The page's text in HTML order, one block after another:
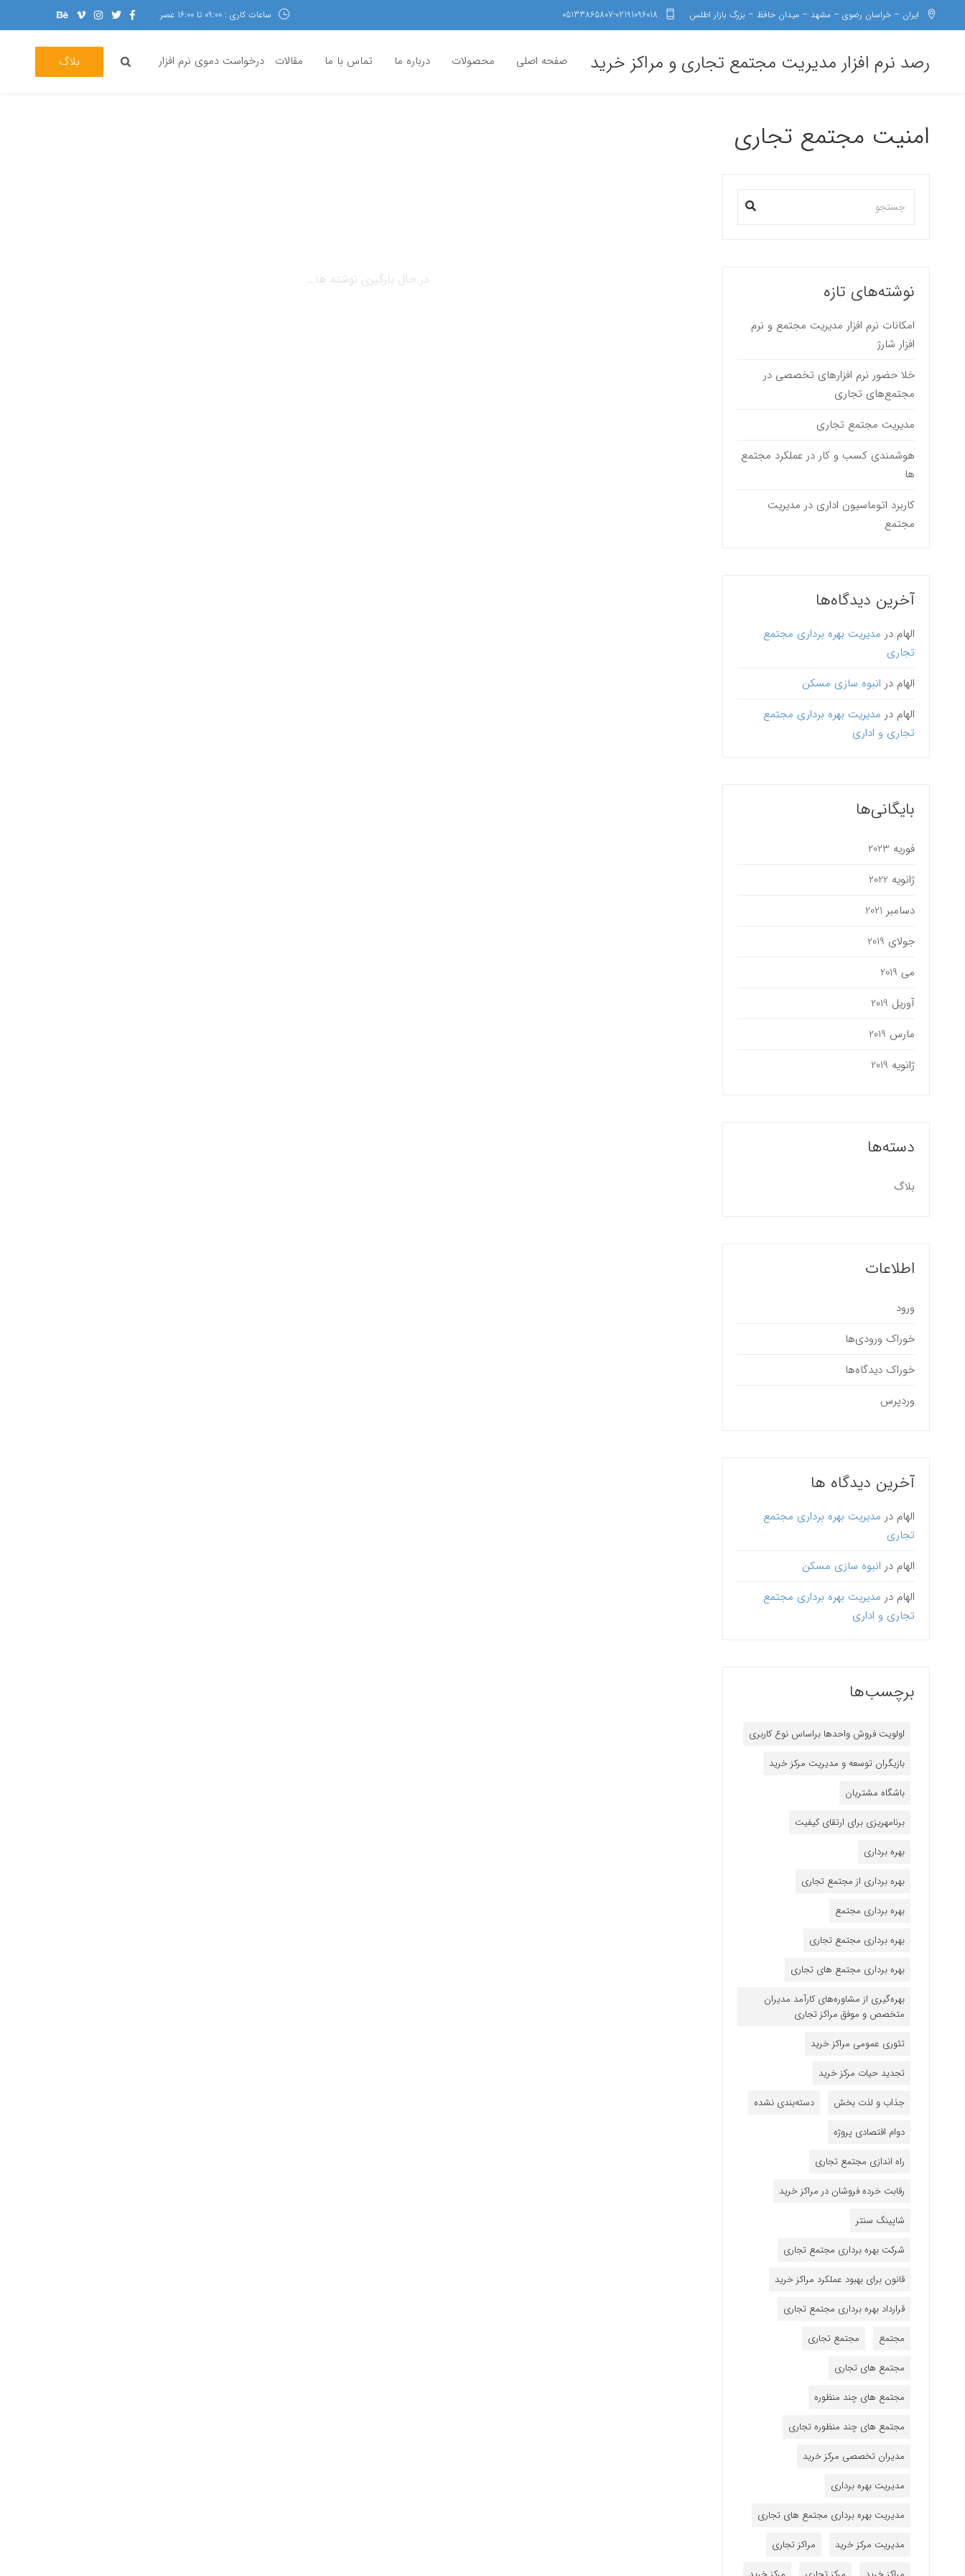
ساعات کاری : 09:00 تا 16:00 عصر ایران – خراسان رضوی – مشهد – میدان حافظ – بزرگ بازار اطلس 05133865807-02191096018
رصد نرم افزار مدیریت مجتمع تجاری و مراکز خرید صفحه اصلی محصولات درباره ما تماس با ما مقالات درخواست دموی نرم افزار بلاگ
امنیت مجتمع تجاری
در حال بارگیری نوشته ها...
نوشته‌های تازه
امکانات نرم افزار مدیریت مجتمع و نرم
افزار شارژ
خلا حضور نرم افزارهای تخصصی در
مجتمع‌های تجاری
مدیریت مجتمع تجاری
هوشمندی کسب و کار در عملکرد مجتمع
ها
کاربرد اتوماسیون اداری در مدیریت
مجتمع
آخرین دیدگاه‌ها
الهام در مدیریت بهره برداری مجتمع
تجاری
الهام در انبوه سازی مسکن
الهام در مدیریت بهره برداری مجتمع
تجاری و اداری
بایگانی‌ها
فوریه 2023
ژانویه 2022
دسامبر 2021
جولای 2019
می 2019
آوریل 2019
مارس 2019
ژانویه 2019
دسته‌ها
بلاگ
اطلاعات
ورود
خوراک ورودی‌ها
خوراک دیدگاه‌ها
وردپرس
آخرین دیدگاه ها
الهام در مدیریت بهره برداری مجتمع
تجاری
الهام در انبوه سازی مسکن
الهام در مدیریت بهره برداری مجتمع
تجاری و اداری
برچسب‌ها
اولویت فروش واحدها براساس نوع کاربری
بازیگران توسعه و مدیریت مرکز خرید
باشگاه مشتریان
برنامه‎ریزی برای ارتقای کیفیت
بهره برداری
بهره برداری از مجتمع تجاری
بهره برداری مجتمع
بهره برداری مجتمع تجاری
بهره برداری مجتمع های تجاری
بهره‌گیری از مشاوره‌های کارآمد مدیران
متخصص و موفق مراکز تجاری
تئوری عمومی مراکز خرید
تجدید حیات مرکز خرید
جذاب و لذت بخش
دسته‌بندی نشده
دوام اقتصادی پروژه
راه اندازی مجتمع تجاری
رقابت خرده فروشان در مراکز خرید
شاپینگ سنتر
شرکت بهره برداری مجتمع تجاری
قانون برای بهبود عملکرد مراکز خرید
قرارداد بهره برداری مجتمع تجاری
مجتمع
مجتمع تجاری
مجتمع های تجاری
مجتمع های چند منظوره
مجتمع های چند منظوره تجاری
مدیران تخصصی مرکز خرید
مدیریت بهره برداری
مدیریت بهره برداری مجتمع های تجاری
مدیریت مرکز خرید
مراکز تجاری